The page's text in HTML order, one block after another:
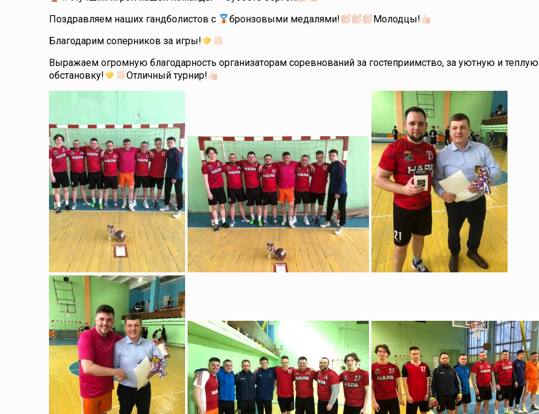
Поздравляем наших гандболистов с
бронзовыми медалями!
Молодцы!
Благодарим соперников за игры!
Выражаем огромную благодарность организаторам соревнований за гостеприимство, за уютную и теплую
обстановку!
Отличный турнир!